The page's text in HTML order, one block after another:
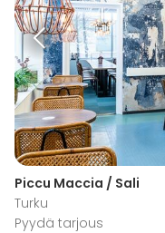
Piccu Maccia / Sali
Turku
Pyydä tarjous